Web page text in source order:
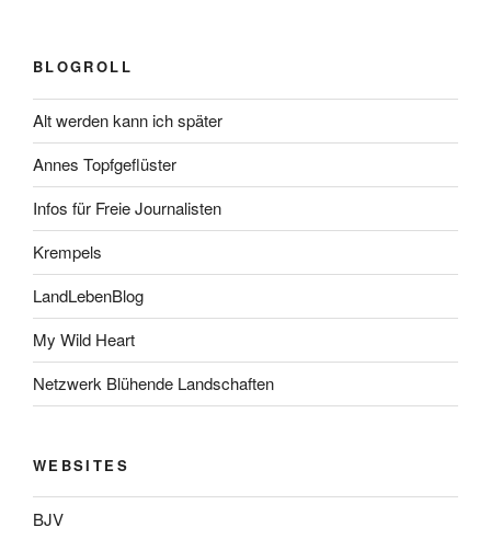
BLOGROLL
Alt werden kann ich später
Annes Topfgeflüster
Infos für Freie Journalisten
Krempels
LandLebenBlog
My Wild Heart
Netzwerk Blühende Landschaften
WEBSITES
BJV